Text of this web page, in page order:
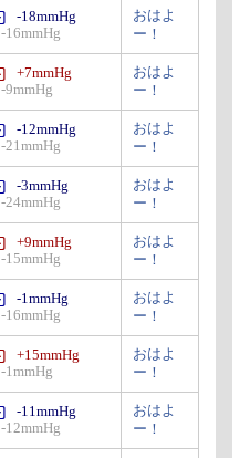
-18mmHg
-16mmHg
おはよ
ー！
+7mmHg
-9mmHg
おはよ
ー！
-12mmHg
-21mmHg
おはよ
ー！
-3mmHg
-24mmHg
おはよ
ー！
+9mmHg
-15mmHg
おはよ
ー！
-1mmHg
-16mmHg
おはよ
ー！
+15mmHg
-1mmHg
おはよ
ー！
-11mmHg
-12mmHg
おはよ
ー！